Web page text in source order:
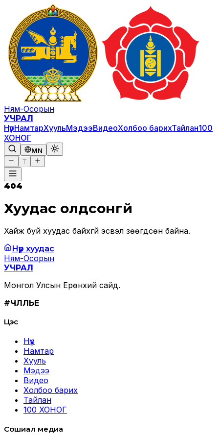
Ням-Осорын
УЧРАЛ
НүүрНамтарХуульМэдээВидеоХолбоо барихТайлан100
ХОНОГ
MN
T
404
Хуудас олдсонгүй
Хайж буй хуудас байхгүй эсвэл зөөгдсөн байна.
Нүүр хуудас
Ням-Осорын
УЧРАЛ
Монгол Улсын Ерөнхий сайд.
#ЧӨЛӨӨЛЬЕ
Цэс
Нүүр
Намтар
Хууль
Мэдээ
Видео
Холбоо барих
Тайлан
100 ХОНОГ
Сошиал медиа